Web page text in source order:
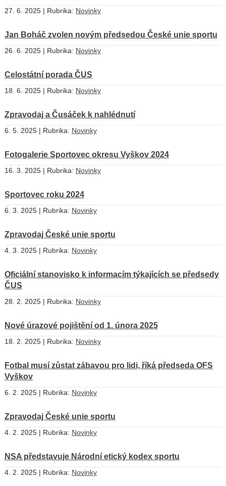
27. 6. 2025 | Rubrika: Novinky
Jan Boháč zvolen novým předsedou České unie sportu
26. 6. 2025 | Rubrika: Novinky
Celostátní porada ČUS
18. 6. 2025 | Rubrika: Novinky
Zpravodaj a Čusáček k nahlédnutí
6. 5. 2025 | Rubrika: Novinky
Fotogalerie Sportovec okresu Vyškov 2024
16. 3. 2025 | Rubrika: Novinky
Sportovec roku 2024
6. 3. 2025 | Rubrika: Novinky
Zpravodaj České unie sportu
4. 3. 2025 | Rubrika: Novinky
Oficiální stanovisko k informacím týkajících se předsedy
ČUS
28. 2. 2025 | Rubrika: Novinky
Nové úrazové pojištění od 1. února 2025
18. 2. 2025 | Rubrika: Novinky
Fotbal musí zůstat zábavou pro lidi, říká předseda OFS
Vyškov
6. 2. 2025 | Rubrika: Novinky
Zpravodaj České unie sportu
4. 2. 2025 | Rubrika: Novinky
NSA představuje Národní etický kodex sportu
4. 2. 2025 | Rubrika: Novinky